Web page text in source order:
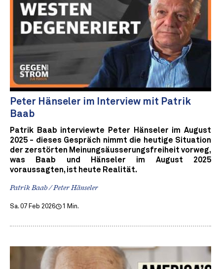
Peter Hänseler im Interview mit Patrik
Baab
Patrik Baab interviewte Peter Hänseler im August
2025 - dieses Gespräch nimmt die heutige Situation
der zerstörten Meinungsäusserungsfreiheit vorweg,
was Baab und Hänseler im August 2025
voraussagten, ist heute Realität.
Patrik Baab / Peter Hänseler
Sa. 07 Feb 2026 1 Min.